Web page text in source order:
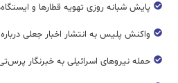
پایش شبانه روزی تهویه قطار‌ها و
واکنش پلیس به انتشار اخبار جعلی
حمله نیروهای اسرائیلی به خبرنگار